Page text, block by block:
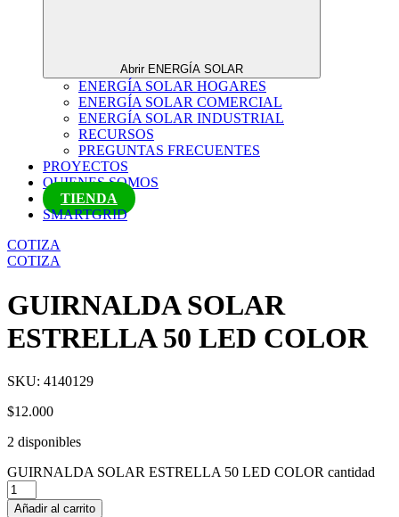
Abrir ENERGÍA SOLAR
ENERGÍA SOLAR HOGARES
ENERGÍA SOLAR COMERCIAL
ENERGÍA SOLAR INDUSTRIAL
RECURSOS
PREGUNTAS FRECUENTES
PROYECTOS
QUIENES SOMOS
TIENDA
SMARTGRID
COTIZA
COTIZA
GUIRNALDA SOLAR
ESTRELLA 50 LED COLOR
SKU: 4140129
$12.000
2 disponibles
GUIRNALDA SOLAR ESTRELLA 50 LED COLOR cantidad
Añadir al carrito